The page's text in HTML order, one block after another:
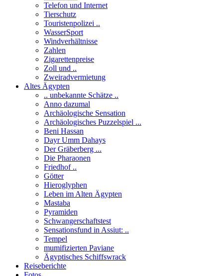
Telefon und Internet
Tierschutz
Touristenpolizei ..
WasserSport
Windverhältnisse
Zahlen
Zigarettenpreise
Zoll und ..
Zweiradvermietung
Altes Ägypten
.. unbekannte Schätze ..
Anno dazumal
Archäologische Sensation
Archäologisches Puzzelspiel ...
Beni Hassan
Dayr Umm Dahays
Der Gräberberg ...
Die Pharaonen
Friedhof ..
Götter
Hieroglyphen
Leben im Alten Ägypten
Mastaba
Pyramiden
Schwangerschaftstest
Sensationsfund in Assiut: ..
Tempel
mumifizierten Paviane
Ägyptisches Schiffswrack
Reiseberichte